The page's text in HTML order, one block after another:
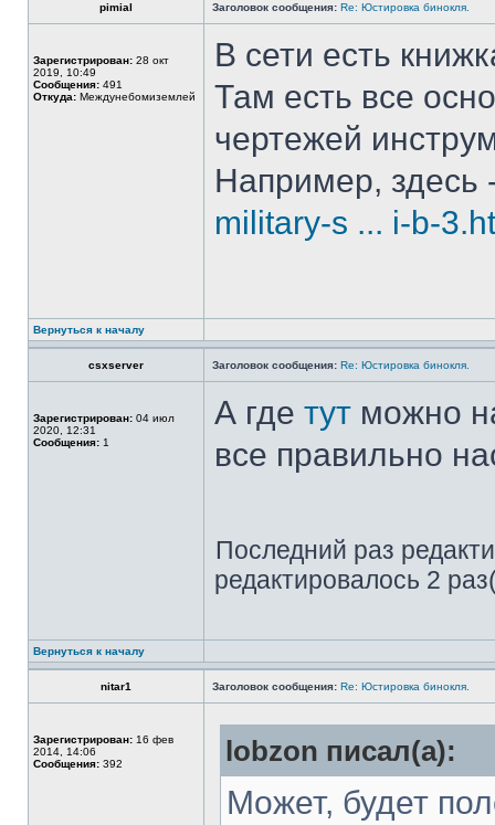
pimial Заголовок сообщения: Re: Юстировка бинокля.
Зарегистрирован: 28 окт
2019, 10:49
Сообщения: 491
Откуда: Междунебомиземлей
В сети есть
Там есть все
чертежей
Например, здесь
military-s ... i-b-
Вернуться к началу
csxserver Заголовок сообщения: Re: Юстировка бинокля.
Зарегистрирован: 04 июл
2020, 12:31
Сообщения: 1
А где тут можно
все правильно
Последний раз
редактировалось 2
Вернуться к началу
nitar1 Заголовок сообщения: Re: Юстировка бинокля.
Зарегистрирован: 16 фев
2014, 14:06
Сообщения: 392 lobzon писал(а):
Может, будет